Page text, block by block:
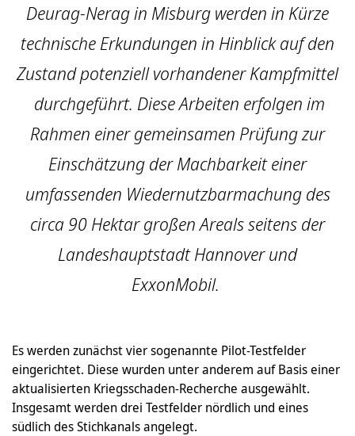
Deurag-Nerag in Misburg werden in Kürze
technische Erkundungen in Hinblick auf den
Zustand potenziell vorhandener Kampfmittel
durchgeführt. Diese Arbeiten erfolgen im
Rahmen einer gemeinsamen Prüfung zur
Einschätzung der Machbarkeit einer
umfassenden Wiedernutzbarmachung des
circa 90 Hektar großen Areals seitens der
Landeshauptstadt Hannover und
ExxonMobil.
Es werden zunächst vier sogenannte Pilot-Testfelder
eingerichtet. Diese wurden unter anderem auf Basis einer
aktualisierten Kriegsschaden-Recherche ausgewählt.
Insgesamt werden drei Testfelder nördlich und eines
südlich des Stichkanals angelegt.